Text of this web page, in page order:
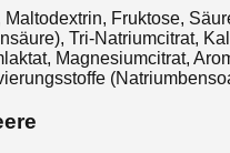
Maltodextrin, Fruktose,
Tri-Natriumcitrat,
Magnesiumcitrat,